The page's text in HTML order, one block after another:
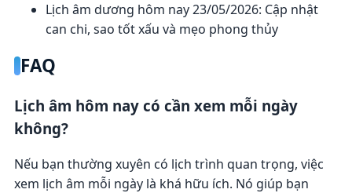
Lịch âm dương hôm nay 23/05/2026: Cập nhật
can chi, sao tốt xấu và mẹo phong thủy
FAQ
Lịch âm hôm nay có cần xem mỗi ngày
không?
Nếu bạn thường xuyên có lịch trình quan trọng, việc
xem lịch âm mỗi ngày là khá hữu ích. Nó giúp bạn